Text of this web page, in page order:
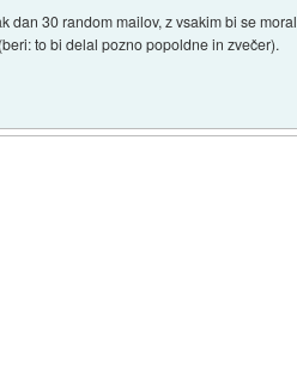
dan 30 random mailov, z vsakim bi se moral
to bi delal pozno popoldne in zvečer).